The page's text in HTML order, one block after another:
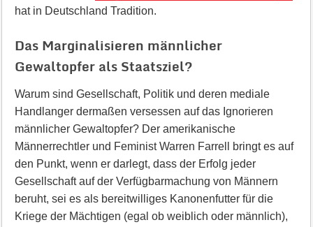
hat in Deutschland Tradition.
Das Marginalisieren männlicher
Gewaltopfer als Staatsziel?
Warum sind Gesellschaft, Politik und deren mediale
Handlanger dermaßen versessen auf das Ignorieren
männlicher Gewaltopfer? Der amerikanische
Männerrechtler und Feminist Warren Farrell bringt es auf
den Punkt, wenn er darlegt, dass der Erfolg jeder
Gesellschaft auf der Verfügbarmachung von Männern
beruht, sei es als bereitwilliges Kanonenfutter für die
Kriege der Mächtigen (egal ob weiblich oder männlich),